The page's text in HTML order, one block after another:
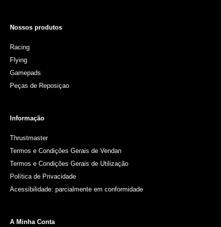
Nossos produtos
Racing
Flying
Gamepads
Peças de Reposiçao
Informação
Thrustmaster
Termos e Condições Gerais de Vendan
Termos e Condições Gerais de Utilização
Política de Privacidade
Acessibilidade: parcialmente em conformidade
A Minha Conta